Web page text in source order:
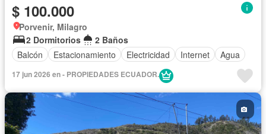
$ 100.000
Porvenir, Milagro
2 Dormitorios
2 Baños
Balcón
Estacionamiento Electricidad Internet Agua
17 jun 2026 en - PROPIEDADES ECUADOR.